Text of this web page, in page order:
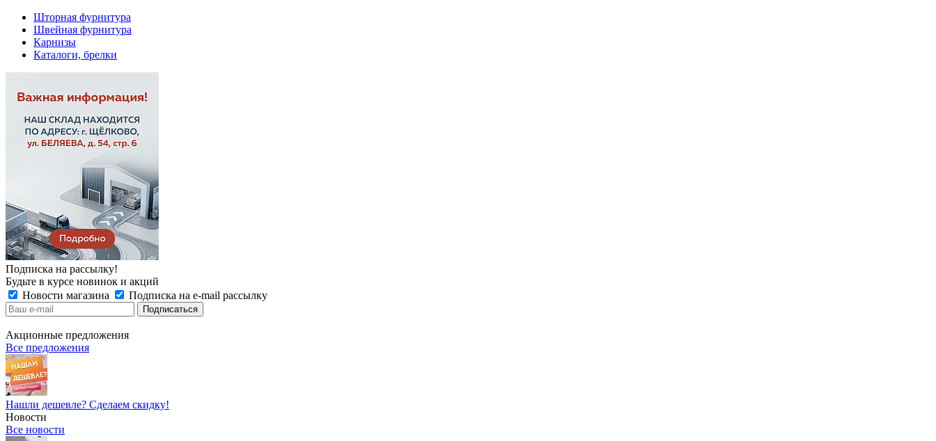
Шторная фурнитура
Швейная фурнитура
Карнизы
Каталоги, брелки
Подписка на рассылку!
Будьте в курсе новинок и акций
Новости магазина
Подписка на e-mail рассылку
Акционные предложения
Все предложения
Нашли дешевле? Сделаем скидку!
Новости
Все новости